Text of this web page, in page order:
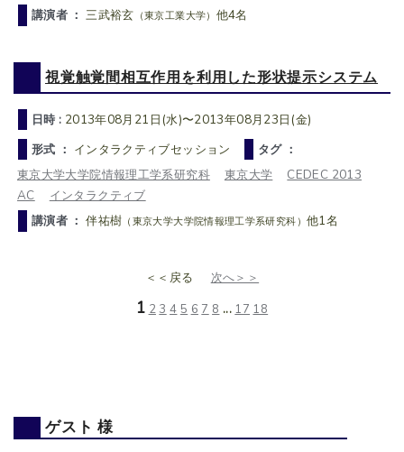
講演者 ：三武裕玄 （東京工業大学） 他4名
視覚触覚間相互作用を利用した形状提示システム
日時 : 2013年08月21日(水)〜2013年08月23日(金)
形式 ： インタラクティブセッション
タグ ：
東京大学大学院情報理工学系研究科
東京大学
CEDEC 2013
AC
インタラクティブ
講演者 ：伴祐樹 （東京大学大学院情報理工学系研究科） 他1名
＜＜戻る 次へ＞＞
1 23 4 5 6 7 8 ... 17 18
ゲスト 様